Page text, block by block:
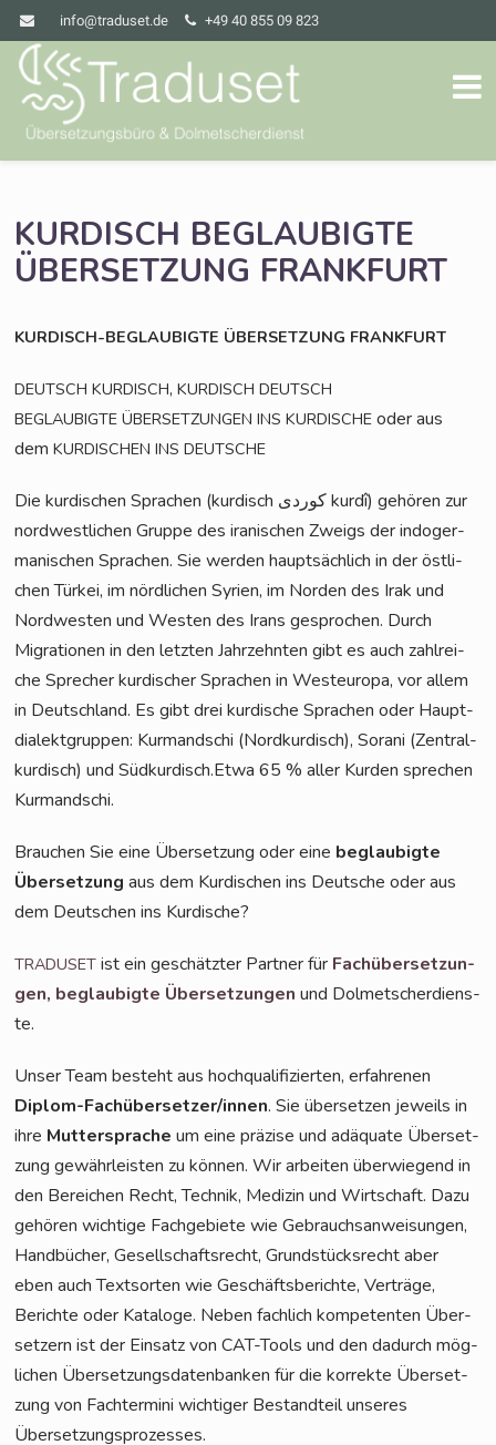
info@traduset.de +49 40 855 09 823
KURDISCH BEGLAUBIGTE
ÜBERSETZUNG FRANKFURT
KURDISCH-BEGLAUBIGTE ÜBERSETZUNG FRANKFURT
DEUTSCH KURDISCH,KURDISCH DEUTSCH
BEGLAUBIGTE ÜBERSETZUNGEN INS KURDISCHE oder aus
demKURDISCHEN INS DEUTSCHE
Die kur­di­schen Spra­chen (kur­disch کوردی kur­dî) gehö­ren zur
nord­west­li­chen Grup­pe des ira­ni­schen Zweigs der indo­ger­
ma­ni­schen Spra­chen. Sie wer­den haupt­säch­lich in der öst­li­
chen Tür­kei, im nörd­li­chen Syri­en, im Nor­den des Irak und
Nord­wes­ten und Wes­ten des Irans gespro­chen. Durch
Migra­tio­nen in den letz­ten Jahr­zehn­ten gibt es auch zahl­rei­
che Spre­cher kur­di­scher Spra­chen in West­eu­ro­pa, vor allem
in Deutsch­land. Es gibt drei kur­di­sche Spra­chen oder Haupt­
dia­lekt­grup­pen: Kur­mandschi (Nord­kur­disch), Sora­ni (Zen­tral­
kur­disch) und Südkurdisch.Etwa 65 % aller Kur­den spre­chen
Kurmandschi.
Brau­chen Sie eine Über­set­zung oder eine beglau­big­te
Über­set­zung aus dem Kur­di­schen ins Deut­sche oder aus
dem Deut­schen ins Kurdische?
TRADUSET ist ein geschätz­ter Part­ner für Fach­über­set­zun­
gen, beglau­big­te Über­set­zun­gen und Dol­met­scher­diens­
te.
Unser Team besteht aus hoch­qua­li­fi­zier­ten, erfah­re­nen
Diplom-Fach­über­set­zer/in­nen. Sie über­set­zen jeweils in
ihre Mut­ter­spra­che um eine prä­zi­se und adäqua­te Über­set­
zung gewähr­leis­ten zu kön­nen. Wir arbei­ten über­wie­gend in
den Berei­chen Recht, Tech­nik, Medi­zin und Wirt­schaft. Dazu
gehö­ren wich­ti­ge Fach­ge­bie­te wie Gebrauchs­an­wei­sun­gen,
Hand­bü­cher, Gesell­schafts­recht, Grund­stücks­recht aber
eben auch Text­sor­ten wie Geschäfts­be­rich­te, Ver­trä­ge,
Berich­te oder Kata­lo­ge. Neben fach­lich kom­pe­ten­ten Über­
set­zern ist der Ein­satz von CAT-Tools und den dadurch mög­
li­chen Über­set­zungs­da­ten­ban­ken für die kor­rek­te Über­set­
zung von Fach­ter­mi­ni wich­ti­ger Bestand­teil unse­res
Übersetzungsprozesses.